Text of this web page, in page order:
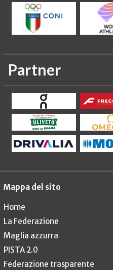
Partner
Mappa del sito
Home
La Federazione
Maglia azzurra
PISTA 2.0
Federazione trasparente